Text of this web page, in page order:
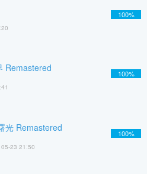
100%
Remastered 100%
光 Remastered
05-23 21:50
100%